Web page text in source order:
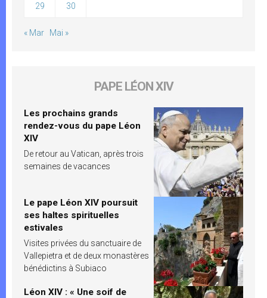
29 30
« Mar Mai »
PAPE LÉON XIV
Les prochains grands
rendez-vous du pape Léon
XIV
De retour au Vatican, après trois
semaines de vacances
Le pape Léon XIV poursuit
ses haltes spirituelles
estivales
Visites privées du sanctuaire de
Vallepietra et de deux monastères
bénédictins à Subiaco
Léon XIV : « Une soif de